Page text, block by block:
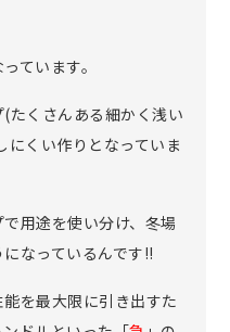
ています。
たくさんある細かく浅い
にくい作りとなっていま
用途を使い分け、冬場
なっているんです!!
を最大限に引き出すた